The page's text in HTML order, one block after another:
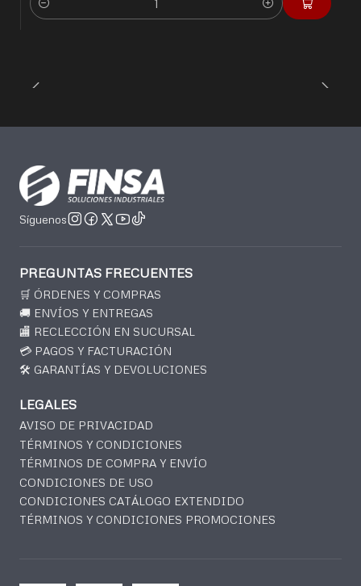
Cantidad
Síguenos
PREGUNTAS FRECUENTES
🛒 ÓRDENES Y COMPRAS
🚚 ENVÍOS Y ENTREGAS
🏬 RECLECCIÓN EN SUCURSAL
💳 PAGOS Y FACTURACIÓN
🛠️ GARANTÍAS Y DEVOLUCIONES
LEGALES
AVISO DE PRIVACIDAD
TÉRMINOS Y CONDICIONES
TÉRMINOS DE COMPRA Y ENVÍO
CONDICIONES DE USO
CONDICIONES CATÁLOGO EXTENDIDO
TÉRMINOS Y CONDICIONES PROMOCIONES